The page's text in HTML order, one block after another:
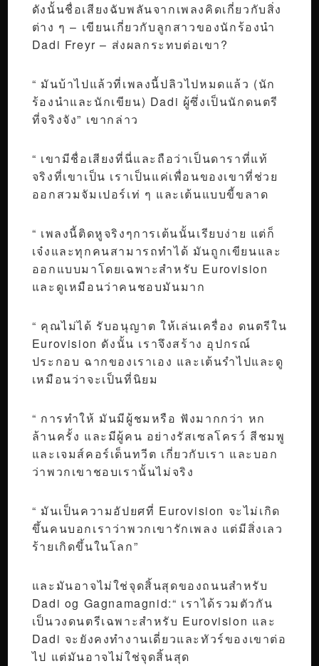
ดังนั้นชื่อเสียงฉับพลันจากเพลงคิดเกี่ยวกับสิ่ง
ต่าง ๆ – เขียนเกี่ยวกับลูกสาวของนักร้องนำ
Dadi Freyr – ส่งผลกระทบต่อเขา?
“ มันบ้าไปแล้วที่เพลงนี้ปลิวไปหมดแล้ว (นัก
ร้องนำและนักเขียน) Dadi ผู้ซึ่งเป็นนักดนตรี
ที่จริงจัง” เขากล่าว
“ เขามีชื่อเสียงที่นี่และถือว่าเป็นดาราที่แท้
จริงที่เขาเป็น เราเป็นแค่เพื่อนของเขาที่ช่วย
ออกสวมจัมเปอร์เท่ ๆ และเต้นแบบขี้ขลาด
“ เพลงนี้ติดหูจริงๆการเต้นนั้นเรียบง่าย แต่ก็
เจ๋งและทุกคนสามารถทำได้ มันถูกเขียนและ
ออกแบบมาโดยเฉพาะสำหรับ Eurovision
และดูเหมือนว่าคนชอบมันมาก
“ คุณไม่ได้ รับอนุญาต ให้เล่นเครื่อง ดนตรีใน
Eurovision ดังนั้น เราจึงสร้าง อุปกรณ์
ประกอบ ฉากของเราเอง และเต้นรำไปและดู
เหมือนว่าจะเป็นที่นิยม
“ การทำให้ มันมีผู้ชมหรือ ฟังมากกว่า หก
ล้านครั้ง และมีผู้คน อย่างรัสเซลโครว์ สีชมพู
และเจมส์คอร์เด็นทวีต เกี่ยวกับเรา และบอก
ว่าพวกเขาชอบเรานั้นไม่จริง
“ มันเป็นความอัปยศที่ Eurovision จะไม่เกิด
ขึ้นคนบอกเราว่าพวกเขารักเพลง แต่มีสิ่งเลว
ร้ายเกิดขึ้นในโลก”
และมันอาจไม่ใช่จุดสิ้นสุดของถนนสำหรับ
Dadi og Gagnamagnid:“ เราได้รวมตัวกัน
เป็นวงดนตรีเฉพาะสำหรับ Eurovision และ
Dadi จะยังคงทำงานเดี่ยวและทัวร์ของเขาต่อ
ไป แต่มันอาจไม่ใช่จุดสิ้นสุด